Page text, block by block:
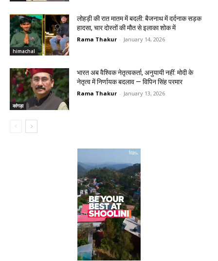
himachal
लोहड़ी की रात मातम में बदली: बैजनाथ में दर्दनाक सड़क
हादसा, चार दोस्तों की मौत से इलाका शोक में
Rama Thakur - January 14, 2026
कांगड़ा
भारत अब वैश्विक नेतृत्वकर्ता, अनुयायी नहीं: मोदी के
नेतृत्व में निर्णायक बदलाव — विपिन सिंह परमार
Rama Thakur - January 13, 2026